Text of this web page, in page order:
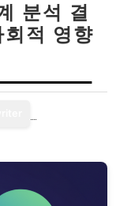
분석 결
적 영향